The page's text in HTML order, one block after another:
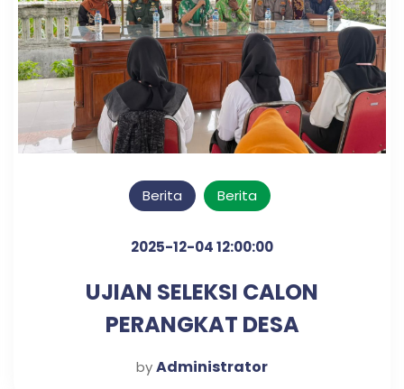
Berita Berita
2025-12-04 12:00:00
UJIAN SELEKSI CALON
PERANGKAT DESA
KLAMPISREJO
byAdministrator